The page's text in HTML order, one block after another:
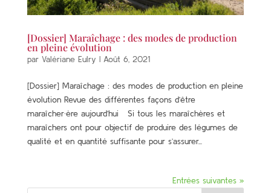
[Dossier] Maraîchage : des modes de production
en pleine évolution
par Valériane Eulry | Août 6, 2021
[Dossier] Maraîchage : des modes de production en pleine
évolution Revue des différentes façons d’être
maraîcher·ère aujourd’hui Si tous les maraîchères et
maraîchers ont pour objectif de produire des légumes de
qualité et en quantité suffisante pour s’assurer...
Entrées suivantes »